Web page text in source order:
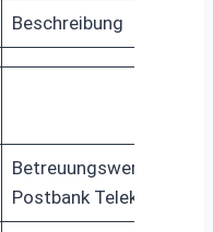
Beschreibung
Betreuungswerk Post
Postbank Telekom